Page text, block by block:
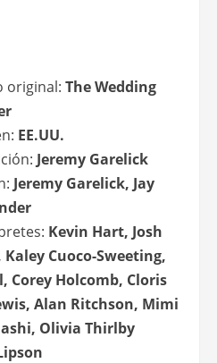
original: The Wedding
EE.UU.
Jeremy Garelick
Jeremy Garelick, Jay
Kevin Hart, Josh
Cuoco-Sweeting,
Corey Holcomb, Cloris
Alan Ritchson, Mimi
Olivia Thirlby